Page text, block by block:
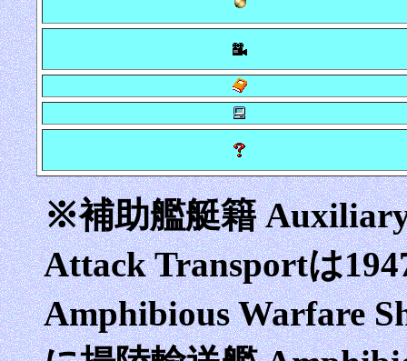
※補助艦艇籍
Attack Transportは
Amphibious Warfare